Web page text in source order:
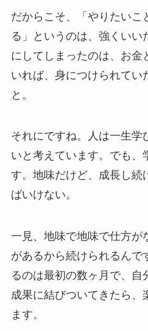
だからこそ、「やりたいこ
る」というのは、強くいい
にしてしまったのは、お金
いれば、身につけられてい
と。
それにですね。人は一生学
いと考えています。でも、
す。地味だけど、成長し続
ばいけない。
一見、地味で地味で仕方が
があるから続けられるんで
るのは最初の数ヶ月で、自
成果に結びついてきたら、
ます。